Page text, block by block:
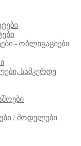
- ობლიგაციები
სამკერდე
/ მოდელები